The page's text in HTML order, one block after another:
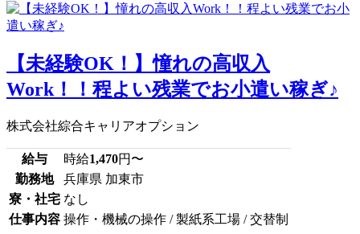
【未経験OK！】憧れの高収入
Work！！程よい残業でお小遣い稼ぎ♪
株式会社綜合キャリアオプション
給与 時給1,470円〜
勤務地
兵庫県 加東市
寮・社宅 なし
仕事内容 操作・機械の操作 / 製紙系工場 / 交替制